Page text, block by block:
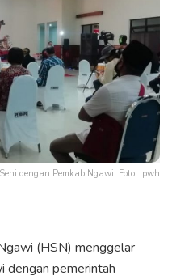
dengan Pemkab Ngawi. Foto : pwh
(HSN) menggelar
dengan pemerintah